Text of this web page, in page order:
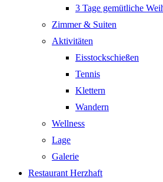
3 Tage gemütliche
Zimmer & Suiten
Aktivitäten
Eisstockschießen
Tennis
Klettern
Wandern
Wellness
Lage
Galerie
Restaurant Herzhaft